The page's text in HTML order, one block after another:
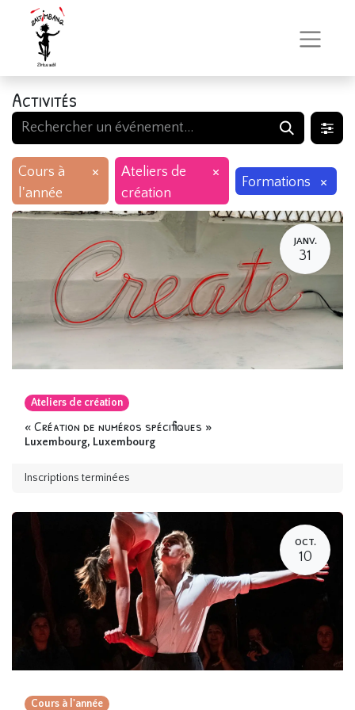
Activités
Cours à
l'année
×
Ateliers de
création
×
Formations ×
JANV.
31
Ateliers de création
« Création de numéros spécifiques »
Luxembourg, Luxembourg
Inscriptions terminées
OCT.
10
Cours à l'année